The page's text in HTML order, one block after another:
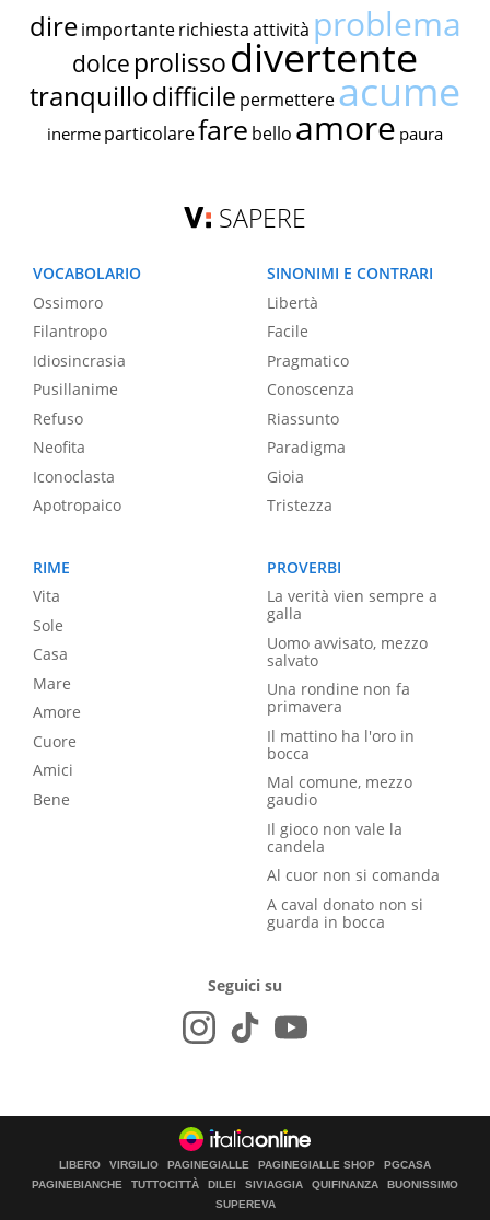
dire importante richiestaattività problema
dolce prolissodivertente
tranquillodifficile permettereacume
inerme particolarefare bello amore paura
SAPERE
VOCABOLARIO
Ossimoro
Filantropo
Idiosincrasia
Pusillanime
Refuso
Neofita
Iconoclasta
Apotropaico
SINONIMI E CONTRARI
Libertà
Facile
Pragmatico
Conoscenza
Riassunto
Paradigma
Gioia
Tristezza
RIME
Vita
Sole
Casa
Mare
Amore
Cuore
Amici
Bene
PROVERBI
La verità vien sempre a
galla
Uomo avvisato, mezzo
salvato
Una rondine non fa
primavera
Il mattino ha l'oro in
bocca
Mal comune, mezzo
gaudio
Il gioco non vale la
candela
Al cuor non si comanda
A caval donato non si
guarda in bocca
Seguici su
LIBERO VIRGILIO PAGINEGIALLE PAGINEGIALLE SHOP
PGCASA
PAGINEBIANCHE
TUTTOCITTÀ DILEI SIVIAGGIA QUIFINANZA
BUONISSIMO
SUPEREVA